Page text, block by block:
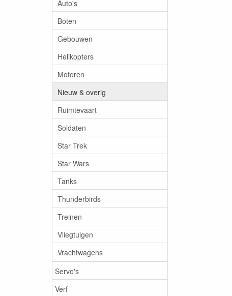
Auto's
Boten
Gebouwen
Helikopters
Motoren
Nieuw & overig
Ruimtevaart
Soldaten
Star Trek
Star Wars
Tanks
Thunderbirds
Treinen
Vliegtuigen
Vrachtwagens
Servo's
Verf